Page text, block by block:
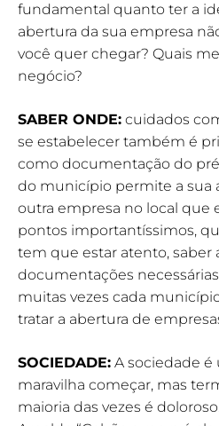
fundamental quanto ter a
abertura da sua empresa
você quer chegar? Quais
negócio?
SABER ONDE: cuidados
se estabelecer também é
como documentação do
do município permite a sua
outra empresa no local que
pontos importantíssimos,
tem que estar atento, saber
documentações
muitas vezes cada
tratar a abertura de
SOCIEDADE: A sociedade
maravilha começar, mas
maioria das vezes é